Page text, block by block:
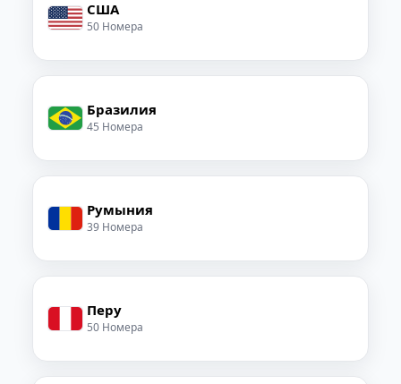
США
50 Номера
Бразилия
45 Номера
Румыния
39 Номера
Перу
50 Номера